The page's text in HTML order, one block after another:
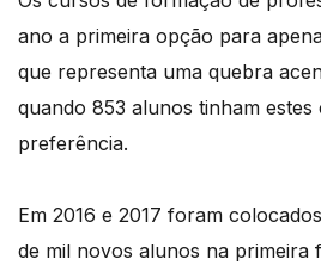
ano a primeira opção para
que representa uma quebra
quando 853 alunos tinham
preferência.
Em 2016 e 2017 foram
de mil novos alunos na primeira